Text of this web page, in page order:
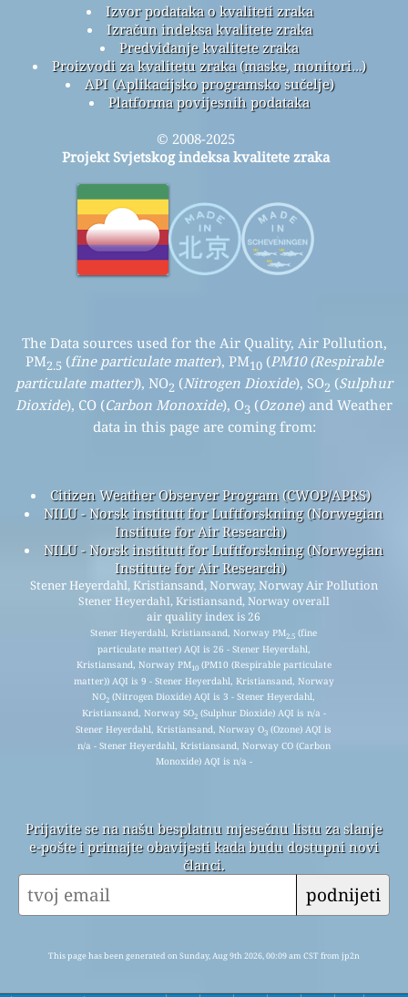
Izvor podataka o kvaliteti zraka
Izračun indeksa kvalitete zraka
Predviđanje kvalitete zraka
Proizvodi za kvalitetu zraka (maske, monitori…)
API (Aplikacijsko programsko sučelje)
Platforma povijesnih podataka
© 2008-2025
Projekt Svjetskog indeksa kvalitete zraka
The Data sources used for the Air Quality, Air Pollution,
PM2.5 (fine particulate matter), PM10(PM10 (Respirable
particulate matter)), NO2 (Nitrogen Dioxide), SO2 (Sulphur
Dioxide), CO (Carbon Monoxide), O3 (Ozone) and Weather
data in this page are coming from:
Citizen Weather Observer Program (CWOP/APRS)
NILU - Norsk institutt for Luftforskning (Norwegian
Institute for Air Research)
NILU - Norsk institutt for Luftforskning (Norwegian
Institute for Air Research)
Stener Heyerdahl, Kristiansand, Norway, Norway Air Pollution
Stener Heyerdahl, Kristiansand, Norway overall
air quality index is 26
Stener Heyerdahl, Kristiansand, Norway PM2.5 (fine
particulate matter) AQI is 26 - Stener Heyerdahl,
Kristiansand, Norway PM10(PM10 (Respirable particulate
matter)) AQI is 9 - Stener Heyerdahl, Kristiansand, Norway
NO2 (Nitrogen Dioxide) AQI is 3 - Stener Heyerdahl,
Kristiansand, Norway SO2(Sulphur Dioxide) AQI is n/a -
Stener Heyerdahl, Kristiansand, Norway O3 (Ozone) AQI is
n/a - Stener Heyerdahl, Kristiansand, Norway CO (Carbon
Monoxide) AQI is n/a -
Prijavite se na našu besplatnu mjesečnu listu za slanje
e-pošte i primajte obavijesti kada budu dostupni novi
članci.
podnijeti
This page has been generated on Sunday, Aug 9th 2026, 00:09 am CST from jp2n